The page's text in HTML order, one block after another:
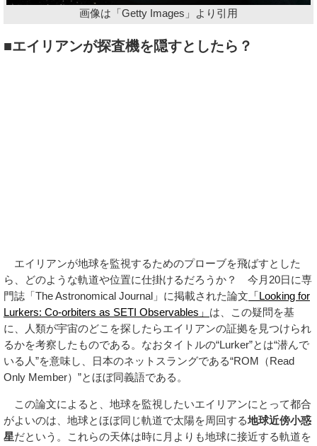
画像は「Getty Images」より引用
■エイリアンが探査機を隠すとしたら？
エイリアンが地球を監視するためのプローブを飛ばすとした
ら、どのような軌道や位置に仕掛けるだろうか？ 今月20日に専
門誌「The Astronomical Journal」に掲載された論文 「Looking for
Lurkers: Co-orbiters as SETI Observables」 は、この疑問を基
に、人類が宇宙のどこを探したらエイリアンの証拠を見つけられ
るかを考察したものである。なおタイトルの“Lurker”とは“潜んで
いる人”を意味し、日本のネットスラングである“ROM（Read
Only Member）”とほぼ同義語である。
この論文によると、地球を監視したいエイリアンにとって都合
がよいのは、地球とほぼ同じ軌道で太陽を周回する地球近傍小惑
星だという。これらの天体は時に月よりも地球に接近する軌道を